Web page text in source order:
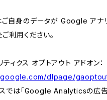
ご自身のデータが Google アナ
利用ください。
ィクス オプトアウト アドオン：
dlpage/
スでは「Google Analyticsの